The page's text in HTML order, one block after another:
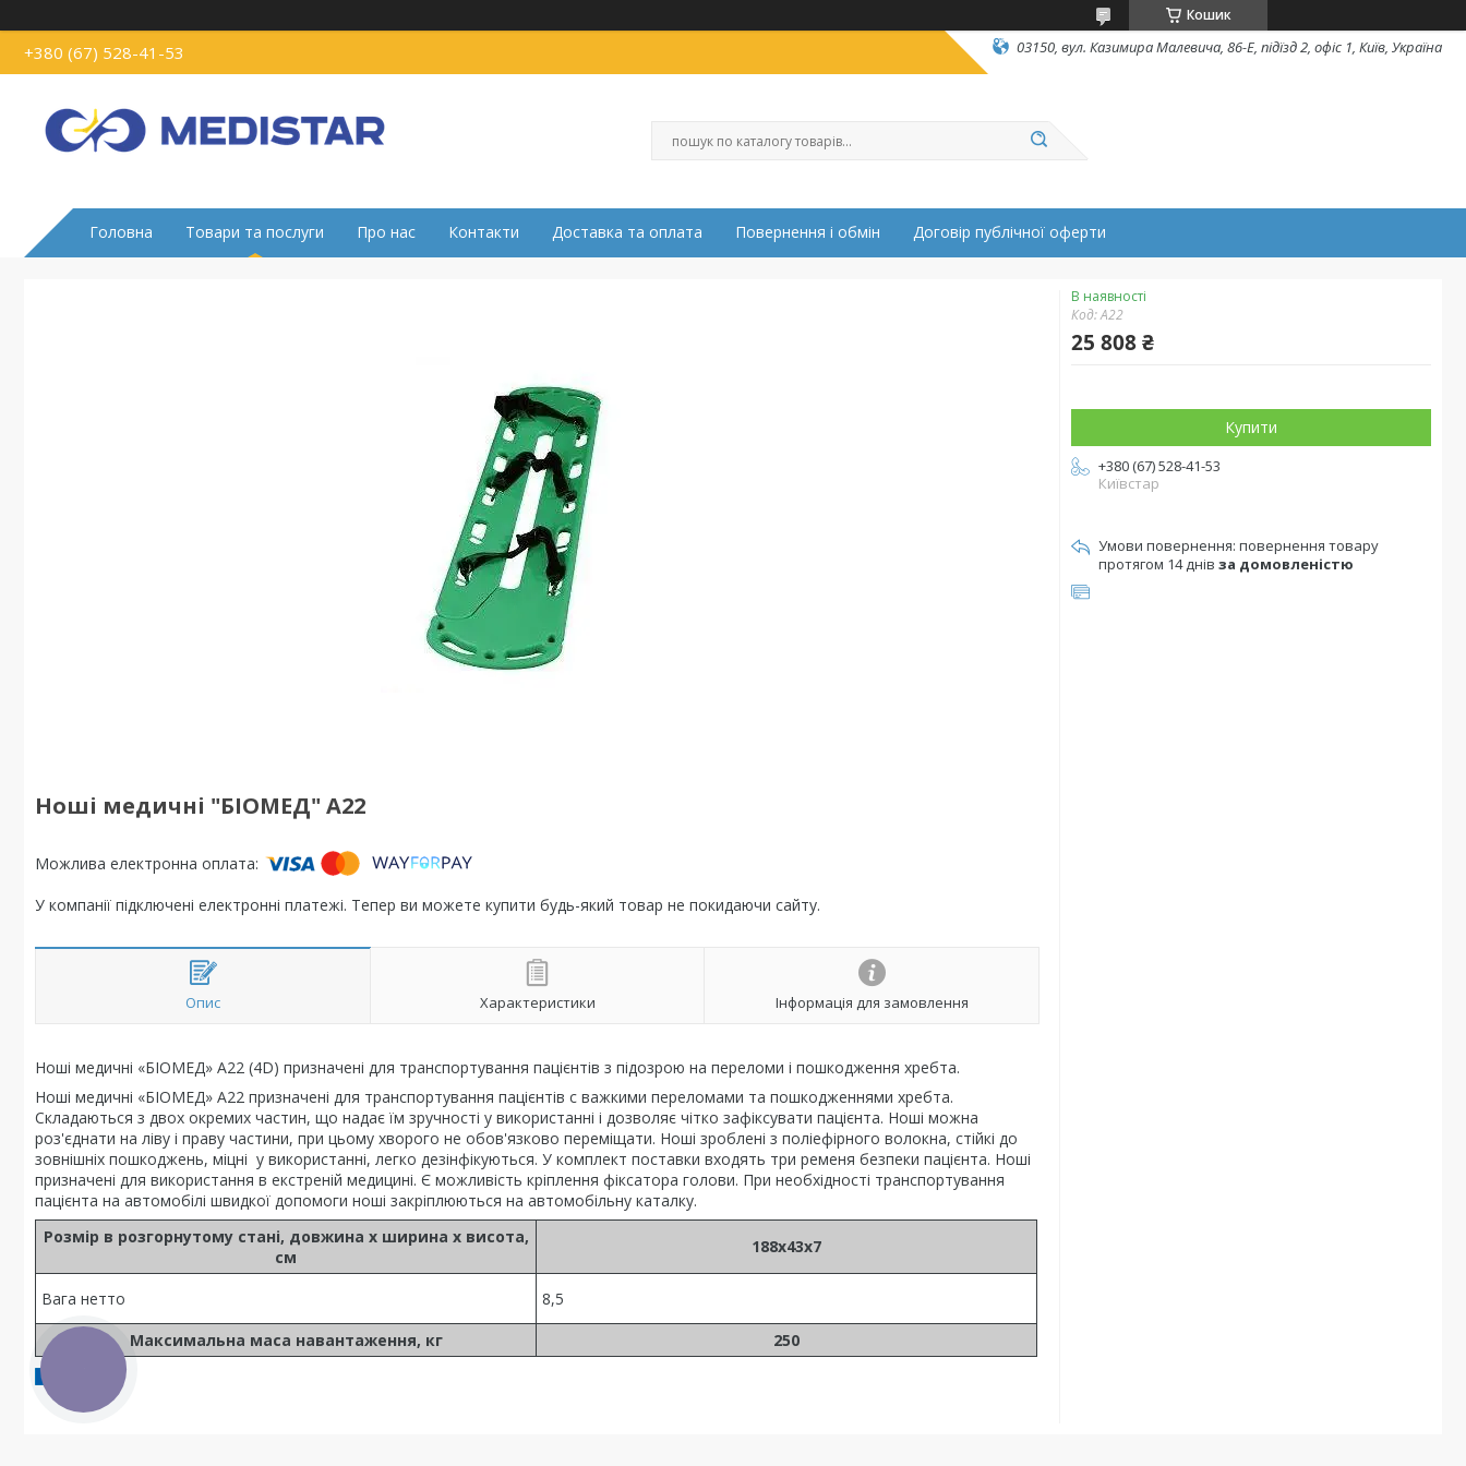
Кошик
+380 (67) 528-41-53 03150, вул. Казимира Малевича, 86-Е, підїзд 2, офіс 1, Київ, Україна
Головна Товари та послуги Про нас Контакти Доставка та оплата Повернення і обмін Договір публічної оферти
Ноші медичні "БІОМЕД" А22
У компанії підключені електронні платежі. Тепер ви можете купити будь-який товар не покидаючи сайту.
Опис Характеристики Інформація для замовлення
Ноші медичні «БІОМЕД» А22 (4D) призначені для транспортування пацієнтів з підозрою на переломи і пошкодження хребта.
Ноші медичні «БІОМЕД» A22 призначені для транспортування пацієнтів c важкими переломами та пошкодженнями хребта.
Складаються з двох окремих частин, що надає їм зручності у використанні і дозволяє чітко зафіксувати пацієнта. Ноші можна
роз'єднати на ліву і праву частини, при цьому хворого не обов'язково переміщати. Ноші зроблені з поліефірного волокна, стійкі до
зовнішніх пошкоджень, міцні у використанні, легко дезінфікуються. У комплект поставки входять три ременя безпеки пацієнта. Ноші
призначені для використання в екстреній медицині. Є можливість кріплення фіксатора голови. При необхідності транспортування
пацієнта на автомобілі швидкої допомоги ноші закріплюються на автомобільну каталку.
Розмір в розгорнутому стані, довжина х ширина х висота,
см
188x43x7
Вага нетто
8,5
Максимальна маса навантаження, кг
250
В наявності
Код:А22
25 808 ₴
Купити
+380 (67) 528-41-53
Київстар
повернення товару
протягом 14 днів за домовленістю